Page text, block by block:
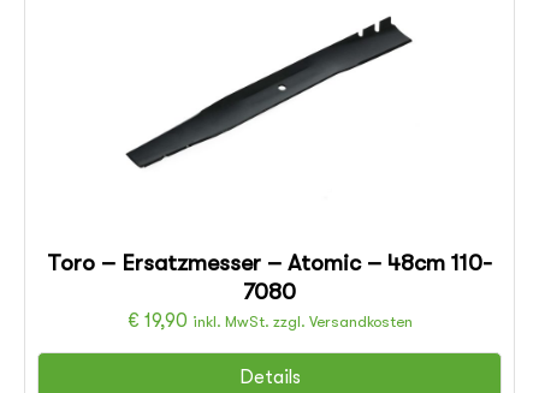
Toro – Ersatzmesser – Atomic – 48cm 110-
7080
€ 19,90 inkl. MwSt. zzgl. Versandkosten
Details